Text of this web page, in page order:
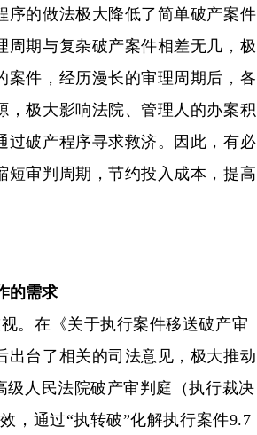
序的做法极大降低了简单破产案件
周期与复杂破产案件相差无几，极
案件，经历漫长的审理周期后，各
，极大影响法院、管理人的办案积
过破产程序寻求救济。因此，有必
短审判周期，节约投入成本，提高
的需求
。在《关于执行案件移送破产审
出台了相关的司法意见，极大推动
级人民法院破产审判庭（执行裁决
，通过“执转破”化解执行案件9.7